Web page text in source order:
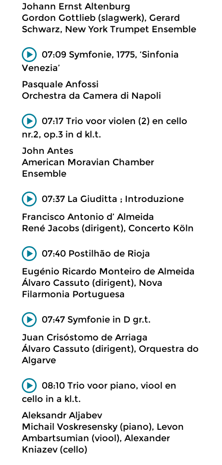
Johann Ernst Altenburg
Gordon Gottlieb (slagwerk), Gerard
Schwarz, New York Trumpet Ensemble
07:09 Symfonie, 1775, ‘Sinfonia
Venezia’
Pasquale Anfossi
Orchestra da Camera di Napoli
07:17 Trio voor violen (2) en cello
nr.2, op.3 in d kl.t.
John Antes
American Moravian Chamber
Ensemble
07:37 La Giuditta ; Introduzione
Francisco Antonio d’ Almeida
René Jacobs (dirigent), Concerto Köln
07:40 Postilhão de Rioja
Eugénio Ricardo Monteiro de Almeida
Álvaro Cassuto (dirigent), Nova
Filarmonia Portuguesa
07:47 Symfonie in D gr.t.
Juan Crisóstomo de Arriaga
Álvaro Cassuto (dirigent), Orquestra do
Algarve
08:10 Trio voor piano, viool en
cello in a kl.t.
Aleksandr Aljabev
Michail Voskresensky (piano), Levon
Ambartsumian (viool), Alexander
Kniazev (cello)